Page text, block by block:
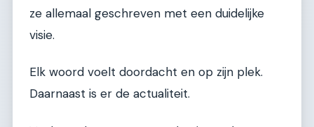
ze allemaal geschreven met een duidelijke
visie.
Elk woord voelt doordacht en op zijn plek.
Daarnaast is er de actualiteit.